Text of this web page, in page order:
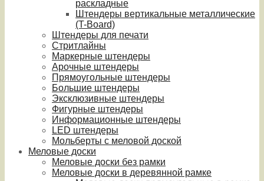
раскладные
Штендеры вертикальные металлические
(T-Board)
Штендеры для печати
Стритлайны
Маркерные штендеры
Арочные штендеры
Прямоугольные штендеры
Большие штендеры
Эксклюзивные штендеры
Фигурные штендеры
Информационные штендеры
LED штендеры
Мольберты с меловой доской
Меловые доски
Меловые доски без рамки
Меловые доски в деревянной рамке